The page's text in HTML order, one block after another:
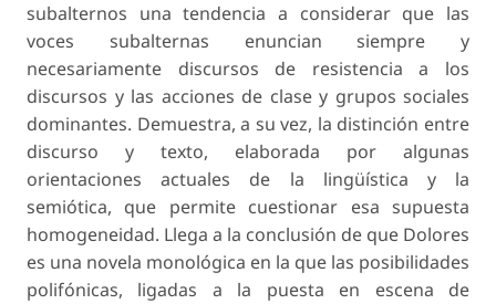
subalternos una tendencia a considerar que las
voces subalternas enuncian siempre y
necesariamente discursos de resistencia a los
discursos y las acciones de clase y grupos sociales
dominantes. Demuestra, a su vez, la distinción entre
discurso y texto, elaborada por algunas
orientaciones actuales de la lingüística y la
semiótica, que permite cuestionar esa supuesta
homogeneidad. Llega a la conclusión de que Dolores
es una novela monológica en la que las posibilidades
polifónicas, ligadas a la puesta en escena de